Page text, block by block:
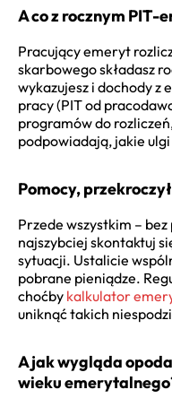
A co z rocznym PIT-
Pracujący emeryt
skarbowego składasz
wykazujesz i dochody z
pracy (PIT od
programów do
podpowiadają, jakie ulgi
Pomocy,
Przede wszystkim –
najszybciej skontaktuj
sytuacji. Ustalicie
pobrane pieniądze.
choćby kalkulator
uniknąć takich
A jak wygląda
wieku